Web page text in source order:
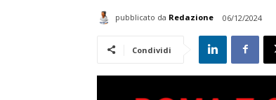
pubblicato da Redazione 06/12/2024
Condividi